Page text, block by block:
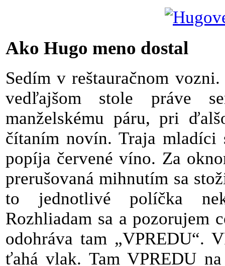
Ako Hugo meno dostal
Sedím v reštauračnom
vedľajšom stole práve
manželskému páru, pri
čítaním novín. Traja
popíja červené víno. Za
prerušovaná mihnutím sa
to jednotlivé políčka
Rozhliadam sa a pozorujem
odohráva tam „VPREDU“.
ťahá vlak. Tam VPREDU